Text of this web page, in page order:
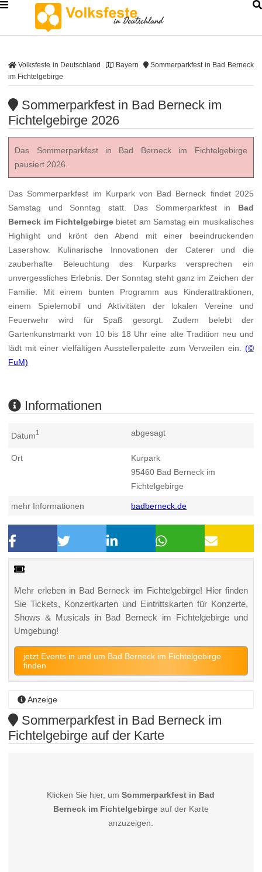
Volksfeste in Deutschland Bayern
Sommerparkfest in Bad Berneck
im Fichtelgebirge
Sommerparkfest in Bad Berneck im
Fichtelgebirge 2026
Das Sommerparkfest in Bad Berneck im Fichtelgebirge
pausiert 2026.
Das Sommerparkfest im Kurpark von Bad Berneck findet 2025
Samstag und Sonntag statt. Das Sommerparkfest in Bad
Berneck im Fichtelgebirgebietet am Samstag ein musikalisches
Highlight und krönt den Abend mit einer beeindruckenden
Lasershow. Kulinarische Innovationen der Caterer und die
zauberhafte Beleuchtung des Kurparks versprechen ein
unvergessliches Erlebnis. Der Sonntag steht ganz im Zeichen der
Familie: Mit einem bunten Programm aus Kinderattraktionen,
einem Spielemobil und Aktivitäten der lokalen Vereine und
Feuerwehr wird für Spaß gesorgt. Zudem belebt der
Gartenkunstmarkt von 10 bis 18 Uhr eine alte Tradition neu und
lädt mit einer vielfältigen Ausstellerpalette zum Verweilen ein. (©
FuM)
Informationen
Datum1 abgesagt
Ort
Kurpark
95460 Bad Berneck im
Fichtelgebirge
mehr Informationen badberneck.de
Mehr erleben in Bad Berneck im Fichtelgebirge! Hier finden
Sie Tickets, Konzertkarten und Eintrittskarten für Konzerte,
Shows & Musicals in Bad Berneck im Fichtelgebirge und
Umgebung!
jetzt Events in und um Bad Berneck im Fichtelgebirge
finden
Anzeige
Sommerparkfest in Bad Berneck im
Fichtelgebirge auf der Karte
Klicken Sie hier, umSommerparkfest in Bad
Berneck im Fichtelgebirgeauf der Karte
anzuzeigen.